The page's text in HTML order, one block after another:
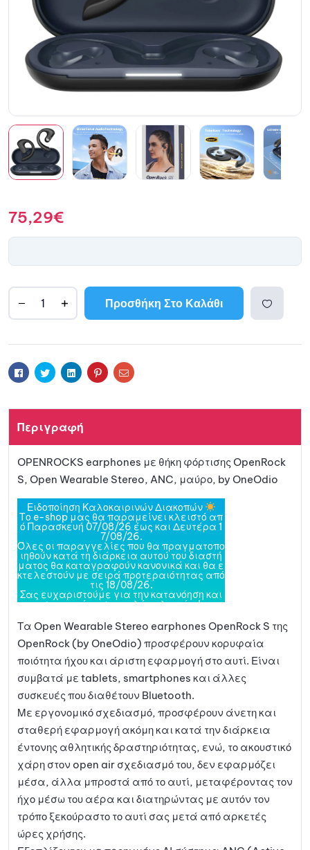
75,29€
Προσθήκη Στο Καλάθι
αγαπη
r
Facebook
TwitterLinkedinPinterestEmail
Περιγραφή
OPENROCKS earphones με θήκη φόρτισης OpenRock
S, Open Wearable Stereo, ANC, μαύρο, by OneOdio
Τα Open Wearable Stereo earphones OpenRock S της
OpenRock (by OneOdio) προσφέρουν κορυφαία
ποιότητα ήχου και άριστη εφαρμογή στο αυτί. Είναι
συμβατά με tablets, smartphones και άλλες
συσκευές που διαθέτουν Bluetooth.
Με εργονομικό σχεδιασμό, προσφέρουν άνετη και
σταθερή εφαρμογή ακόμη και κατά την διάρκεια
έντονης αθλητικής δραστηριότητας, ενώ, το ακουστικό
χάρη στον open air σχεδιασμό του, δεν εφαρμόζει
μέσα, άλλα μπροστά από το αυτί, μεταφέροντας τον
ήχο μέσω του αέρα και διατηρώντας με αυτόν τον
τρόπο ξεκούραστο το αυτί σας μετά από αρκετές
ώρες χρήσης.